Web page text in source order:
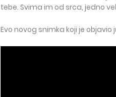
tebe. Svima im od srca, jedno
Evo novog snimka koji je